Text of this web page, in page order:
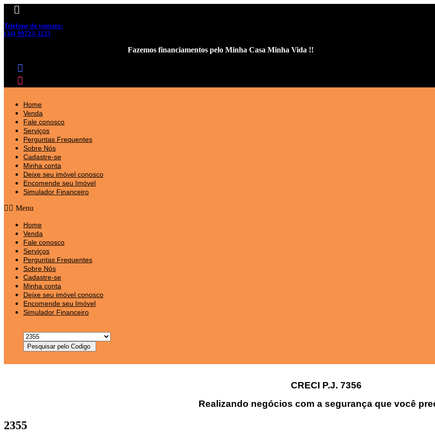
Telefone de contato:
(34) 99723-3233
Fazemos financiamentos pelo Minha Casa Minha Vida !!
Home
Venda
Fale conosco
Serviços
Perguntas Frequentes
Sobre Nós
Cadastre-se
Minha conta
Deixe seu imóvel conosco
Encomende seu Imóvel
Simulador Financeiro
Menu
Home
Venda
Fale conosco
Serviços
Perguntas Frequentes
Sobre Nós
Cadastre-se
Minha conta
Deixe seu imóvel conosco
Encomende seu Imóvel
Simulador Financeiro
CRECI P.J. 7356
Realizando negócios com a segurança que você
2355